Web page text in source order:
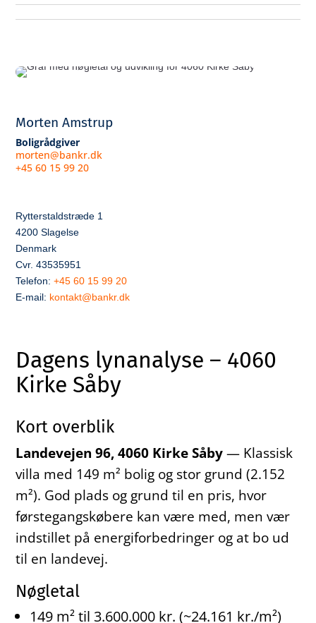
Morten Amstrup
Boligrådgiver
morten@bankr.dk
+45 60 15 99 20
Rytterstaldstræde 1
4200 Slagelse
Denmark
Cvr. 43535951
Telefon:+45 60 15 99 20
E-mail: kontakt@bankr.dk
Dagens lynanalyse – 4060
Kirke Såby
Kort overblik
Landevejen 96, 4060 Kirke Såby— Klassisk
villa med 149 m² bolig og stor grund (2.152
m²). God plads og grund til en pris, hvor
førstegangskøbere kan være med, men vær
indstillet på energiforbedringer og at bo ud
til en landevej.
Nøgletal
149 m² til 3.600.000 kr. (~24.161 kr./m²)